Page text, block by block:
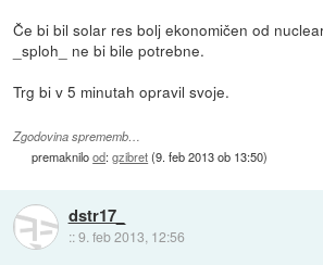
Če bi bil solar res bolj ekonomičen od
_sploh_ ne bi bile potrebne.
Trg bi v 5 minutah opravil svoje.
Zgodovina sprememb…
premaknilood:gzibret(9. feb 2013 ob 13:50)
dstr17_
::9. feb 2013, 12:56